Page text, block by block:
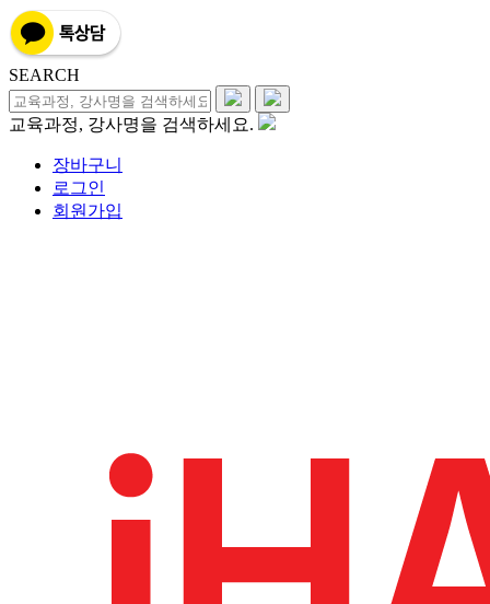
SEARCH
교육과정, 강사명을 검색하세요.
장바구니
로그인
회원가입